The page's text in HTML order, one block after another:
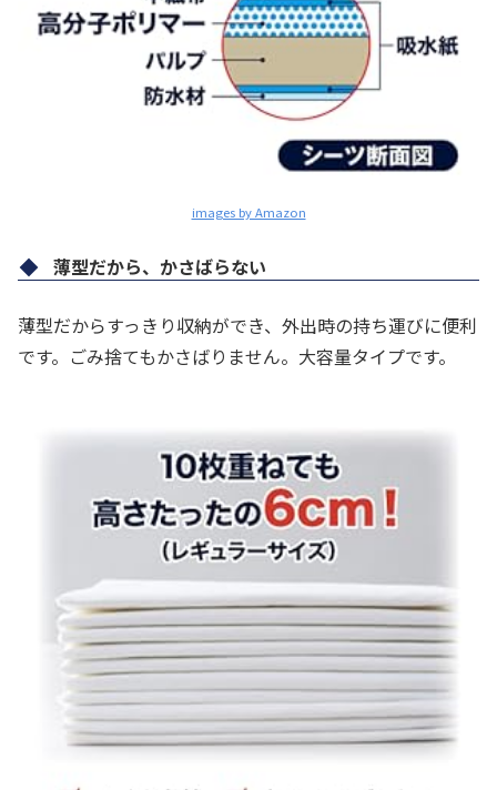
images by Amazon
薄型だから、かさばらない
薄型だからすっきり収納ができ、外出時の持ち運びに便利
です。ごみ捨てもかさばりません。大容量タイプです。